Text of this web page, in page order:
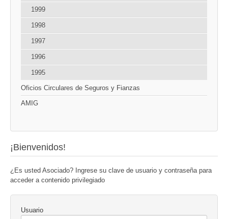
1999
1998
1997
1996
1995
Oficios Circulares de Seguros y Fianzas
AMIG
¡Bienvenidos!
¿Es usted Asociado? Ingrese su clave de usuario y contraseña para
acceder a contenido privilegiado
Usuario